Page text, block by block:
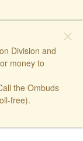
close
Division and
money to
the Ombuds
free).